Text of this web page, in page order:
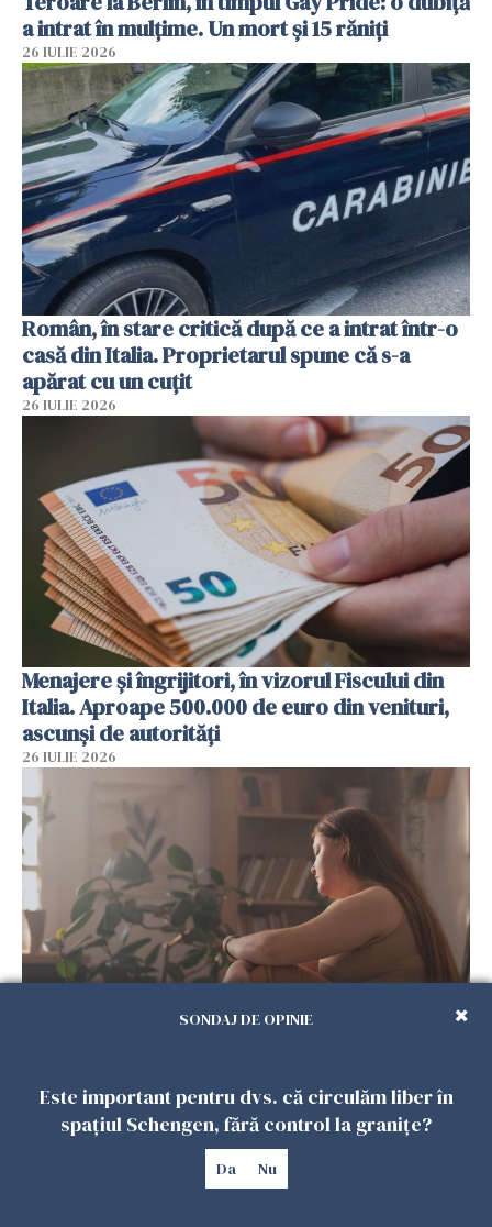
a intrat în mulțime. Un mort și 15 răniți
26 IULIE 2026
Român, în stare critică după ce a intrat într-o
casă din Italia. Proprietarul spune că s-a
apărat cu un cuțit
26 IULIE 2026
Menajere și îngrijitori, în vizorul Fiscului din
Italia. Aproape 500.000 de euro din venituri,
ascunși de autorități
26 IULIE 2026
Vrei să te muți în SUA? Un studiu Harvard
imigranți
26 IULIE 2026
SONDAJ DE OPINIE
Este important pentru dvs. că circulăm liber în
spațiul Schengen, fără control la granițe?
Da Nu